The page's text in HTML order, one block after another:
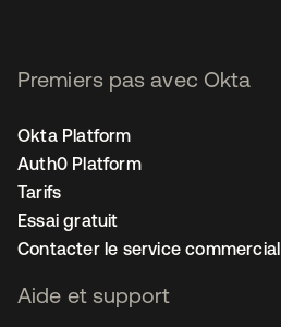
Premiers pas avec Okta
Okta Platform
Auth0 Platform
Tarifs
Essai gratuit
Contacter le service commercial
Aide et support